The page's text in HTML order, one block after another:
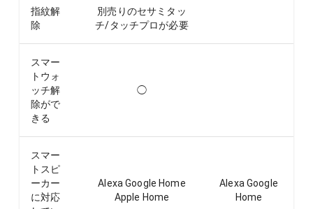
指紋解
除
別売りのセサミタッ
チ/タッチプロが必要
スマー
トウォ
ッチ解
除がで
きる
◯
スマー
トスピ
ーカー
に対応
Alexa Google Home
Apple Home
Alexa Google
Home